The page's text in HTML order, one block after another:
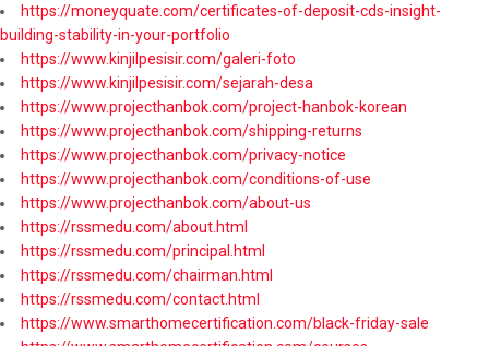
https://moneyquate.com/certificates-of-deposit-cds-insight-
building-stability-in-your-portfolio
https://www.kinjilpesisir.com/galeri-foto
https://www.kinjilpesisir.com/sejarah-desa
https://www.projecthanbok.com/project-hanbok-korean
https://www.projecthanbok.com/shipping-returns
https://www.projecthanbok.com/privacy-notice
https://www.projecthanbok.com/conditions-of-use
https://www.projecthanbok.com/about-us
https://rssmedu.com/about.html
https://rssmedu.com/principal.html
https://rssmedu.com/chairman.html
https://rssmedu.com/contact.html
https://www.smarthomecertification.com/black-friday-sale